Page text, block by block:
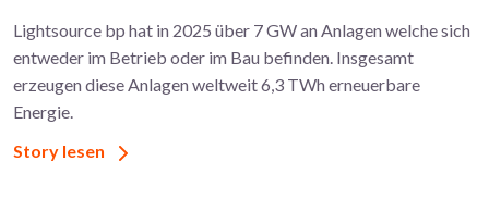
Lightsource bp hat in 2025 über 7 GW an Anlagen welche sich
entweder im Betrieb oder im Bau befinden. Insgesamt
erzeugen diese Anlagen weltweit 6,3 TWh erneuerbare
Energie.
Story lesen